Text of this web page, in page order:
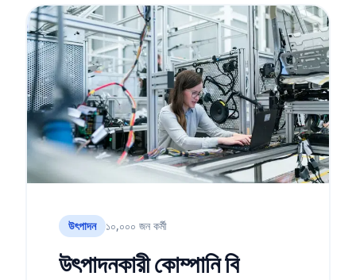
উৎপাদন ১০,০০০ জন কর্মী
উৎপাদনকারী কোম্পানি বি